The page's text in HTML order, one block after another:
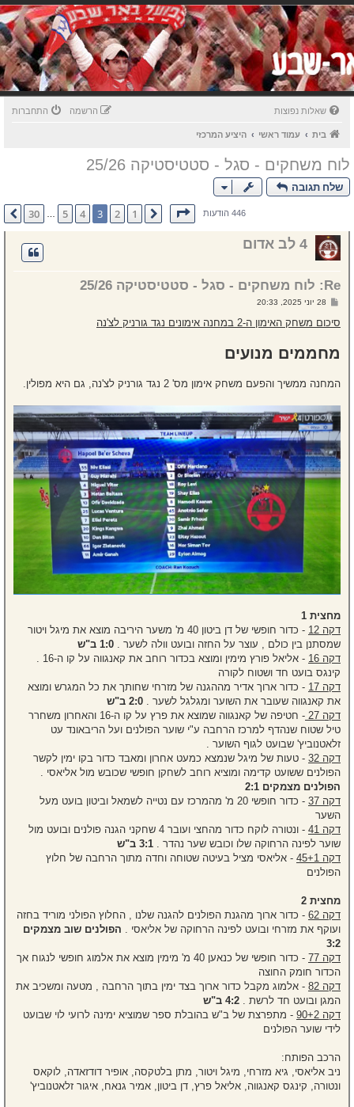
שאלות נפוצות התחברות הרשמה
בית עמוד ראשי היציע המרכזי
לוח משחקים - סגל - סטטיסטיקה 25/26
שלח תגובה
446 הודעותדף3מתוך30 הקודם 1
2
3
4
5
30 הבא
4 לב אדום
Re: לוח משחקים - סגל - סטטיסטיקה 25/26
ש
י
ח
28 יוני 2025, 20:33
סיכום משחק האימון ה-2 במחנה אימונים נגד גורניק לצ'נה
מחממים מנועים
המחנה ממשיך והפעם משחק אימון מס' 2 נגד גורניק לצ'נה, גם היא מפולין.
מחצית 1
דקה 12
- כדור חופשי של דן ביטון 40 מ' משער היריבה מוצא את מיגל ויטור
שמסתנן בין כולם , עוצר על החזה ובועט וולה לשער .
1:0 ב"ש
דקה 16
- אליאל פורץ מימין ומוצא בכדור רוחב את קאנגווה על קו ה-16 .
קינגס בועט חד ושטוח לקורה
דקה 17
- כדור ארוך אדיר מההגנה של מזרחי שחותך את כל המגרש ומוצא
את קאנגווה שעובר את השוער ומגלגל לשער .
2:0 ב"ש
דקה 27
- חטיפה של קאנגווה שמוצא את פרץ על קו ה-16 והאחרון משחרר
טיל שטוח שנהדף למרכז הרחבה ע"י שוער הפולנים ועל הריבאונד עט
זלאטנוביץ' שבועט לגוף השוער .
דקה 32
- טעות של מיגל שנמצא כמעט אחרון ומאבד כדור בקו ימין לקשר
הפולנים ששועט קדימה ומוציא רוחב לשחקן חופשי שכובש מול אליאסי .
הפולנים מצמקים 2:1
דקה 37
- כדור חופשי 20 מ' מהמרכז עם נטייה לשמאל וביטון בועט מעל
השער
דקה 41
- ונטורה לוקח כדור מהחצי ועובר 4 שחקני הגנה פולנים ובועט מול
שוער לפינה הרחוקה שלו וכובש שער נהדר .
3:1 ב"ש
דקה 45+1
- אליאסי מציל בעיטה שטוחה וחדה מתוך הרחבה של חלוץ
הפולנים
מחצית 2
דקה 62
- כדור ארוך מהגנת הפולנים להגנה שלנו , החלוץ הפולני מוריד בחזה
ועוקף את מזרחי ובועט לפינה הרחוקה של אליאסי .
הפולנים שוב מצמקים
3:2
דקה 77
- כדור חופשי של כנאען 40 מ' מימין מוצא את אלמוג חופשי לנגוח אך
הכדור חומק החוצה
דקה 82
- אלמוג מקבל כדור ארוך בצד ימין בתוך הרחבה , מטעה ומשכיב את
המגן ובועט חד לרשת .
4:2 ב"ש
דקה 90+2
- מתפרצת של ב"ש בהובלת ספר שמוציא ימינה לרועי לוי שבועט
לידי שוער הפולנים
הרכב הפותח:
ניב אליאסי, גיא מזרחי, מיגל ויטור, מתן בלטקסה, אופיר דודזאדה, לוקאס
ונטורה, קינגס קאנגווה, אליאל פרץ, דן ביטון, אמיר גנאח, איגור זלאטנוביץ'